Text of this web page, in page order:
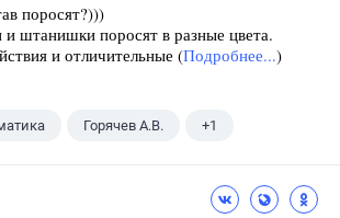
поросят?)))
и штанишки поросят в разные цвета.
и отличительные (Подробнее...)
Горячев А.В. +1